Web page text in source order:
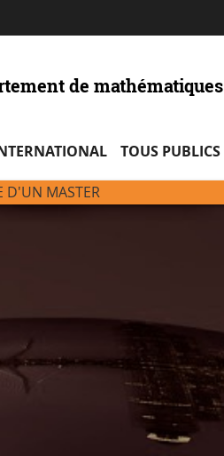
au
directs
de mathématiques
TOUS PUBLICS
D'UN MASTER